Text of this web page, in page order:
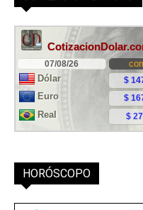
HORÓSCOPO